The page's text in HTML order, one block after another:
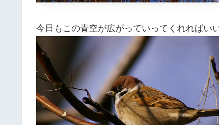
今日もこの青空が広がっていってくれればい